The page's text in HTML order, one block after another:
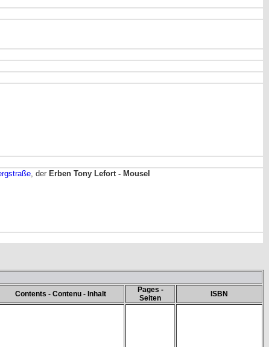
, der Erben Tony Lefort - Mousel
Contents - Contenu - Inhalt
Pages -
Seiten
ISBN